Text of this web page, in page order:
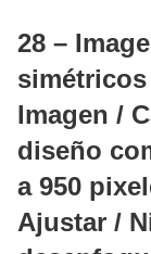
28 –
Imagen /
diseño
a 950
Ajustar /